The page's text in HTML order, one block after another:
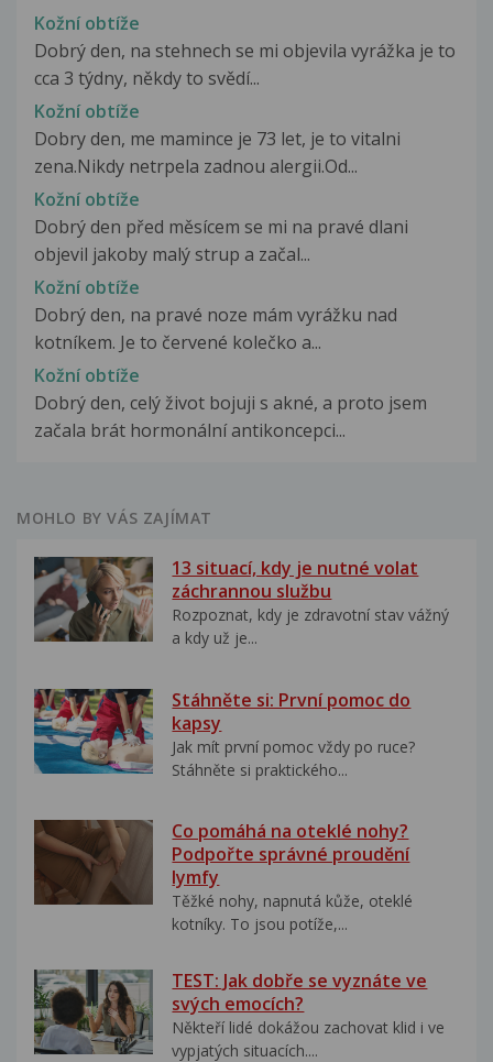
Kožní obtíže
Dobrý den, na stehnech se mi objevila vyrážka je to
cca 3 týdny, někdy to svědí...
Kožní obtíže
Dobry den, me mamince je 73 let, je to vitalni
zena.Nikdy netrpela zadnou alergii.Od...
Kožní obtíže
Dobrý den před měsícem se mi na pravé dlani
objevil jakoby malý strup a začal...
Kožní obtíže
Dobrý den, na pravé noze mám vyrážku nad
kotníkem. Je to červené kolečko a...
Kožní obtíže
Dobrý den, celý život bojuji s akné, a proto jsem
začala brát hormonální antikoncepci...
MOHLO BY VÁS ZAJÍMAT
13 situací, kdy je nutné volat
záchrannou službu
Rozpoznat, kdy je zdravotní stav vážný
a kdy už je...
Stáhněte si: První pomoc do
kapsy
Jak mít první pomoc vždy po ruce?
Stáhněte si praktického...
Co pomáhá na oteklé nohy?
Podpořte správné proudění
lymfy
Těžké nohy, napnutá kůže, oteklé
kotníky. To jsou potíže,...
TEST: Jak dobře se vyznáte ve
svých emocích?
Někteří lidé dokážou zachovat klid i ve
vypjatých situacích....